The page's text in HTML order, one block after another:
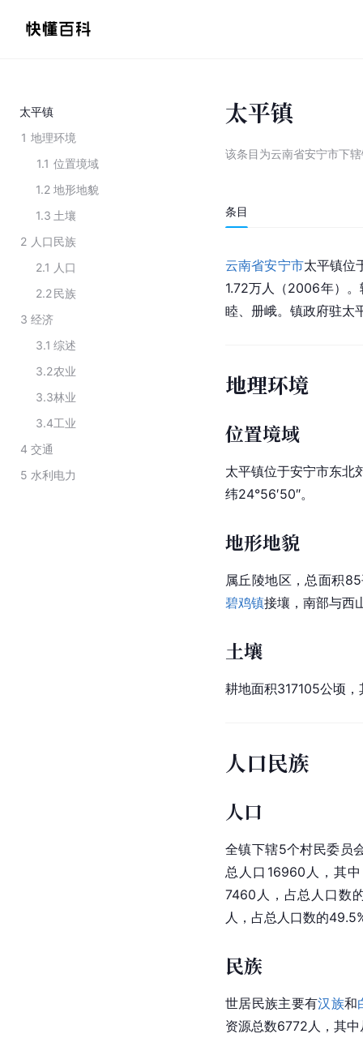
太平镇
1 地理环境
1.1 位置境域
1.2 地形地貌
1.3 土壤
2 人口民族
2.1 人口
2.2民族
3 经济
3.1 综述
3.2农业
3.3林业
3.4工业
4 交通
5 水利电力
太平镇
该条目为云南省安宁市下
条目
云南省安宁市太平镇位
1.72万人（2006年）
睦、册峨。镇政府驻太
地理环境
位置境域
太平镇位于安宁市东北
纬24°56′50″。
地形地貌
属丘陵地区，总面积
碧鸡镇接壤，南部与西
土壤
耕地面积317105公顷
人口民族
人口
全镇下辖5个村民委员
总人口16960人，其
7460人，占总人口数
人，占总人口数的
民族
世居民族主要有汉族和
资源总数6772人，其